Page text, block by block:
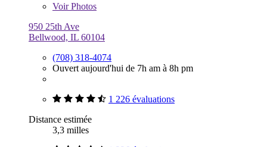
VoirPhotos
950 25th Ave
Bellwood, IL 60104
(708) 318-4074
Ouvert aujourd'hui de 7h am à 8h pm
1 226 évaluations
Distance estimée
3,3 milles